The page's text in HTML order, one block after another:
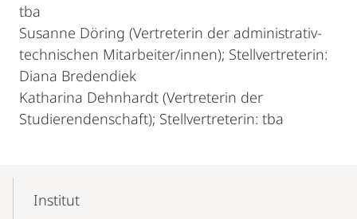
tba
Susanne Döring (Vertreterin der administrativ-
technischen Mitarbeiter/innen); Stellvertreterin:
Diana Bredendiek
Katharina Dehnhardt (Vertreterin der
Studierendenschaft); Stellvertreterin: tba
Navigation
Institut